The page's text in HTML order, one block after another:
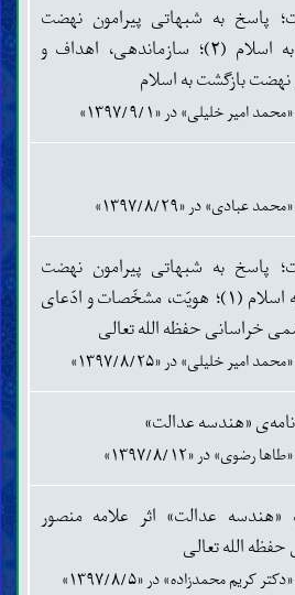
پاسخ به شبهاتی پیرامون نهضت
مقدّس بازگشت به اسلام (۲)؛ سازماندهی، اهداف و
بازگشت به اسلام
امیر خلیلی» در «۱۳۹۷/۹/۱»
عبادی» در «۱۳۹۷/۸/۲۹»
پاسخ به شبهاتی پیرامون نهضت
مقدّس بازگشت به اسلام (۱)؛ هویّت، مشخّصات و ادّعای
خراسانی حفظه الله تعالی
امیر خلیلی» در «۱۳۹۷/۸/۲۵»
«هندسه عدالت»
در «۱۳۹۷/۸/۱۲»
عدالت» اثر علامه منصور
الله تعالی
کریم محمدزاده» در «۱۳۹۷/۸/۵»